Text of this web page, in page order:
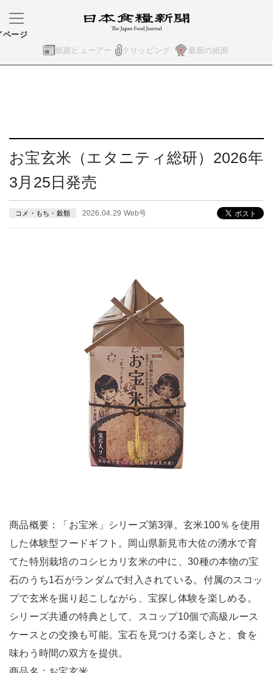
紙面ビューアー クリッピング 最新の紙面
ページ
お宝玄米（エタニティ総研）2026年
3月25日発売
コメ・もち・穀類 2026.04.29 Web号
商品概要：「お宝米」シリーズ第3弾。玄米100％を使用
した体験型フードギフト。岡山県新見市大佐の湧水で育
てた特別栽培のコシヒカリ玄米の中に、30種の本物の宝
石のうち1石がランダムで封入されている。付属のスコッ
プで玄米を掘り起こしながら、宝探し体験を楽しめる。
シリーズ共通の特典として、スコップ10個で高級ルース
ケースとの交換も可能。宝石を見つける楽しさと、食を
味わう時間の双方を提供。